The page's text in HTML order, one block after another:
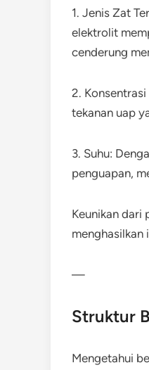
1. Jenis Zat
elektrolit
cenderung
2.
tekanan uap
3. Suhu:
penguapan,
Keunikan dari
menghasilkan
—
Struktur
Mengetahui